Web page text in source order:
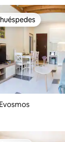
preferido